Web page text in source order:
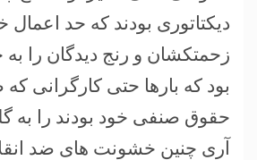
دیکتاتوری بودند که حد
زحمتکشان و رنج دیدگان را به
بود که بارها حتی کارگرانی
حقوق صنفی خود بودند را به
آری چنین خشونت های ضد